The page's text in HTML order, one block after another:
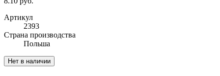
Артикул
2393
Cтрана производства
Польша
Нет в наличии